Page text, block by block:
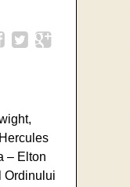
– Elton
Ordinului